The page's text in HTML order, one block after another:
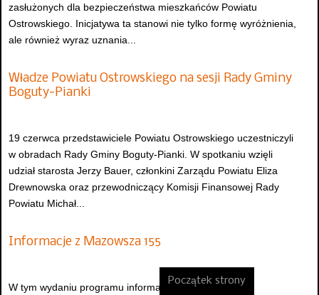
zasłużonych dla bezpieczeństwa mieszkańców Powiatu
Ostrowskiego. Inicjatywa ta stanowi nie tylko formę wyróżnienia,
ale również wyraz uznania...
Władze Powiatu Ostrowskiego na sesji Rady Gminy
Boguty-Pianki
19 czerwca przedstawiciele Powiatu Ostrowskiego uczestniczyli
w obradach Rady Gminy Boguty-Pianki. W spotkaniu wzięli
udział starosta Jerzy Bauer, członkini Zarządu Powiatu Eliza
Drewnowska oraz przewodniczący Komisji Finansowej Rady
Powiatu Michał...
Informacje z Mazowsza 155
W tym wydaniu programu informacyjnego samorządu
Początek strony